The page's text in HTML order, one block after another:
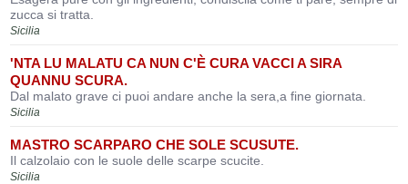
zucca si tratta.
Sicilia
'NTA LU MALATU CA NUN C'È CURA VACCI A SIRA
QUANNU SCURA.
Dal malato grave ci puoi andare anche la sera,a fine giornata.
Sicilia
MASTRO SCARPARO CHE SOLE SCUSUTE.
Il calzolaio con le suole delle scarpe scucite.
Sicilia